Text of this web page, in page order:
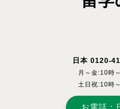
日本 0120-
月～金:10時
土日祝:10時
お電話：